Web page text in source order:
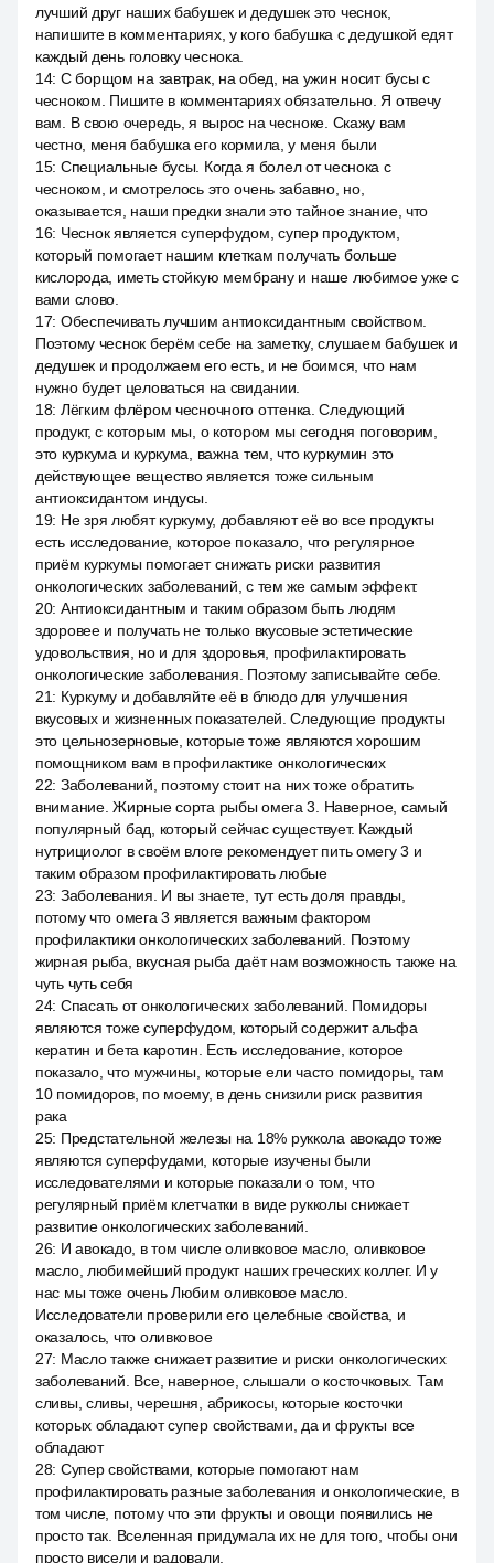
лучший друг наших бабушек и дедушек это чеснок,
напишите в комментариях, у кого бабушка с дедушкой едят
каждый день головку чеснока.
14: С борщом на завтрак, на обед, на ужин носит бусы с
чесноком. Пишите в комментариях обязательно. Я отвечу
вам. В свою очередь, я вырос на чесноке. Скажу вам
честно, меня бабушка его кормила, у меня были
15: Специальные бусы. Когда я болел от чеснока с
чесноком, и смотрелось это очень забавно, но,
оказывается, наши предки знали это тайное знание, что
16: Чеснок является суперфудом, супер продуктом,
который помогает нашим клеткам получать больше
кислорода, иметь стойкую мембрану и наше любимое уже с
вами слово.
17: Обеспечивать лучшим антиоксидантным свойством.
Поэтому чеснок берём себе на заметку, слушаем бабушек и
дедушек и продолжаем его есть, и не боимся, что нам
нужно будет целоваться на свидании.
18: Лёгким флёром чесночного оттенка. Следующий
продукт, с которым мы, о котором мы сегодня поговорим,
это куркума и куркума, важна тем, что куркумин это
действующее вещество является тоже сильным
антиоксидантом индусы.
19: Не зря любят куркуму, добавляют её во все продукты
есть исследование, которое показало, что регулярное
приём куркумы помогает снижать риски развития
онкологических заболеваний, с тем же самым эффект.
20: Антиоксидантным и таким образом быть людям
здоровее и получать не только вкусовые эстетические
удовольствия, но и для здоровья, профилактировать
онкологические заболевания. Поэтому записывайте себе.
21: Куркуму и добавляйте её в блюдо для улучшения
вкусовых и жизненных показателей. Следующие продукты
это цельнозерновые, которые тоже являются хорошим
помощником вам в профилактике онкологических
22: Заболеваний, поэтому стоит на них тоже обратить
внимание. Жирные сорта рыбы омега 3. Наверное, самый
популярный бад, который сейчас существует. Каждый
нутрициолог в своём влоге рекомендует пить омегу 3 и
таким образом профилактировать любые
23: Заболевания. И вы знаете, тут есть доля правды,
потому что омега 3 является важным фактором
профилактики онкологических заболеваний. Поэтому
жирная рыба, вкусная рыба даёт нам возможность также на
чуть чуть себя
24: Спасать от онкологических заболеваний. Помидоры
являются тоже суперфудом, который содержит альфа
кератин и бета каротин. Есть исследование, которое
показало, что мужчины, которые ели часто помидоры, там
10 помидоров, по моему, в день снизили риск развития
рака
25: Предстательной железы на 18% руккола авокадо тоже
являются суперфудами, которые изучены были
исследователями и которые показали о том, что
регулярный приём клетчатки в виде рукколы снижает
развитие онкологических заболеваний.
26: И авокадо, в том числе оливковое масло, оливковое
масло, любимейший продукт наших греческих коллег. И у
нас мы тоже очень Любим оливковое масло.
Исследователи проверили его целебные свойства, и
оказалось, что оливковое
27: Масло также снижает развитие и риски онкологических
заболеваний. Все, наверное, слышали о косточковых. Там
сливы, сливы, черешня, абрикосы, которые косточки
которых обладают супер свойствами, да и фрукты все
обладают
28: Супер свойствами, которые помогают нам
профилактировать разные заболевания и онкологические, в
том числе, потому что эти фрукты и овощи появились не
просто так. Вселенная придумала их не для того, чтобы они
просто висели и радовали.